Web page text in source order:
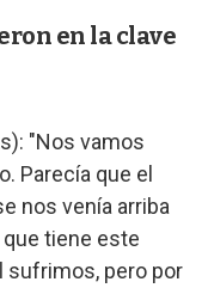
en la clave
"Nos vamos
Parecía que el
nos venía arriba
tiene este
sufrimos, pero por